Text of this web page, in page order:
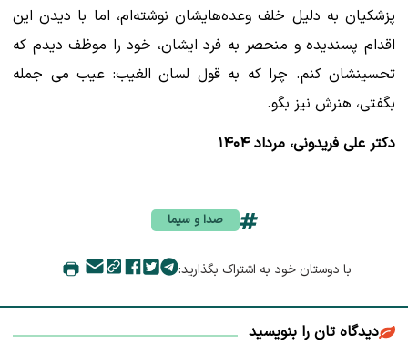
پزشکیان به دلیل خلف وعده‌هایشان نوشته‌ام، اما با دیدن این
اقدام پسندیده و منحصر به فرد ایشان، خود را موظف دیدم که
تحسینشان کنم. چرا که به قول لسان الغیب: عیب می جمله
بگفتی، هنرش نیز بگو.
دکتر علی فریدونی، مرداد ۱۴۰۴
صدا و سیما
با دوستان خود به اشتراک بگذارید:
دیدگاه تان را بنویسید